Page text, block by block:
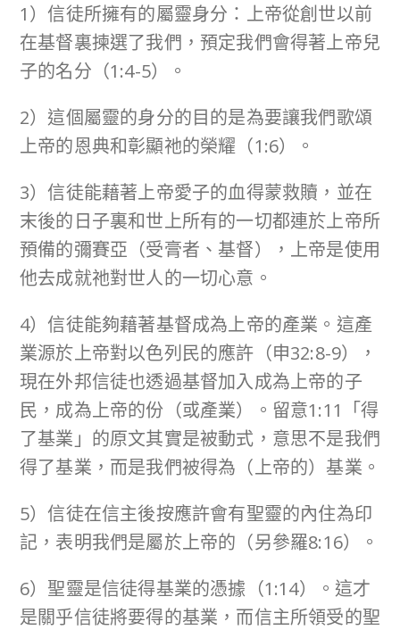
1）信徒所擁有的屬靈身分：上帝從創世以前
在基督裏揀選了我們，預定我們會得著上帝兒
子的名分（1:4-5）。
2）這個屬靈的身分的目的是為要讓我們歌頌
上帝的恩典和彰顯祂的榮耀（1:6）。
3）信徒能藉著上帝愛子的血得蒙救贖，並在
末後的日子裏和世上所有的一切都連於上帝所
預備的彌賽亞（受膏者、基督），上帝是使用
他去成就祂對世人的一切心意。
4）信徒能夠藉著基督成為上帝的產業。這產
業源於上帝對以色列民的應許（申32:8-9），
現在外邦信徒也透過基督加入成為上帝的子
民，成為上帝的份（或產業）。留意1:11「得
了基業」的原文其實是被動式，意思不是我們
得了基業，而是我們被得為（上帝的）基業。
5）信徒在信主後按應許會有聖靈的內住為印
記，表明我們是屬於上帝的（另參羅8:16）。
6）聖靈是信徒得基業的憑據（1:14）。這才
是關乎信徒將要得的基業，而信主所領受的聖